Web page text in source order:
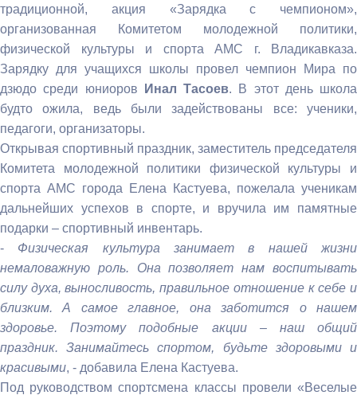
традиционной, акция «Зарядка с чемпионом»,
организованная Комитетом молодежной политики,
физической культуры и спорта АМС г. Владикавказа.
Зарядку для учащихся школы провел чемпион Мира по
дзюдо среди юниоров
Инал Тасоев. В этот день школа
будто ожила, ведь были задействованы все: ученики,
педагоги, организаторы.
Открывая спортивный праздник, заместитель председателя
Комитета молодежной политики физической культуры и
спорта АМС города Елена Кастуева, пожелала ученикам
дальнейших успехов в спорте, и вручила им памятные
подарки – спортивный инвентарь.
- Физическая культура занимает в нашей жизни
немаловажную роль. Она позволяет нам воспитывать
силу духа, выносливость, правильное отношение к себе и
близким. А самое главное, она заботится о нашем
здоровье. Поэтому подобные акции – наш общий
праздник. Занимайтесь спортом, будьте здоровыми и
красивыми, - добавила Елена Кастуева.
Под руководством спортсмена классы провели «Веселые